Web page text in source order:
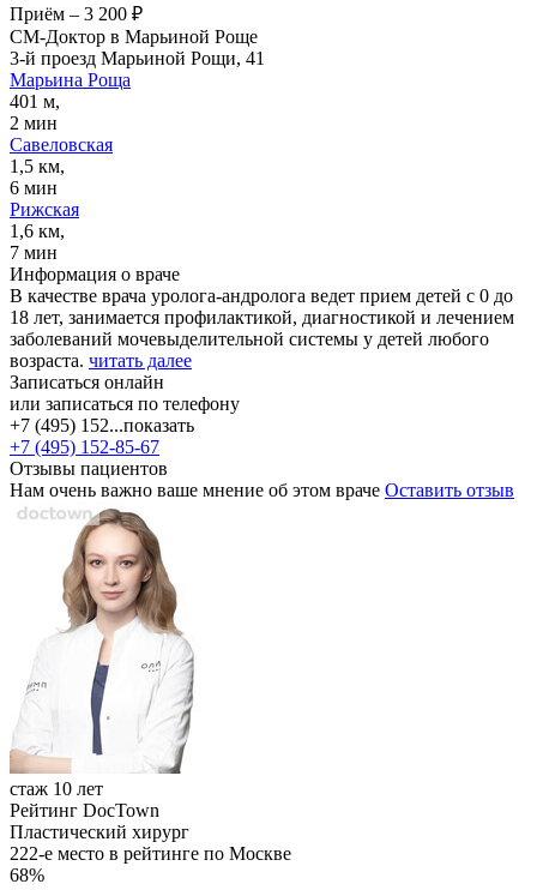
Приём – 3 200 ₽
СМ-Доктор в Марьиной Роще
3-й проезд Марьиной Рощи, 41
Марьина Роща
401 м,
2 мин
Савеловская
1,5 км,
6 мин
Рижская
1,6 км,
7 мин
Информация о враче
В качестве врача уролога-андролога ведет прием детей с 0 до
18 лет, занимается профилактикой, диагностикой и лечением
заболеваний мочевыделительной системы у детей любого
возраста. читать далее
Записаться онлайн
или записаться по телефону
+7 (495) 152...показать
+7 (495) 152-85-67
Отзывы пациентов
Нам очень важно ваше мнение об этом враче Оставить отзыв
стаж 10 лет
Рейтинг DocTown
Пластический хирург
222-е место в рейтинге по Москве
68%